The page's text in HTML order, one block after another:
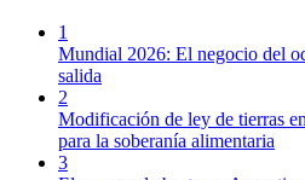
1
Mundial 2026: El negocio del
salida
2
Modificación de ley de tierras
para la soberanía alimentaria
3